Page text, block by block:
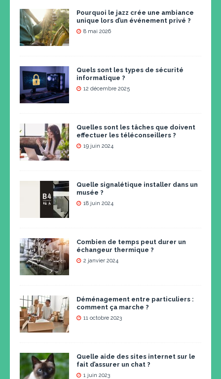
Pourquoi le jazz crée une ambiance
unique lors d’un événement privé ?
8 mai 2026
Quels sont les types de sécurité
informatique ?
12 décembre 2025
Quelles sont les tâches que doivent
effectuer les téléconseillers ?
19 juin 2024
Quelle signalétique installer dans un
musée ?
18 juin 2024
Combien de temps peut durer un
échangeur thermique ?
2 janvier 2024
Déménagement entre particuliers :
comment ça marche ?
11 octobre 2023
Quelle aide des sites internet sur le
fait d’assurer un chat ?
1 juin 2023